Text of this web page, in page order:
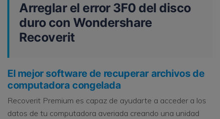
Arreglar el error 3F0 del disco
duro con Wondershare
Recoverit
El mejor software de recuperar archivos de
computadora congelada
Recoverit Premium es capaz de ayudarte a acceder a los
datos de tu computadora averiada creando una unidad